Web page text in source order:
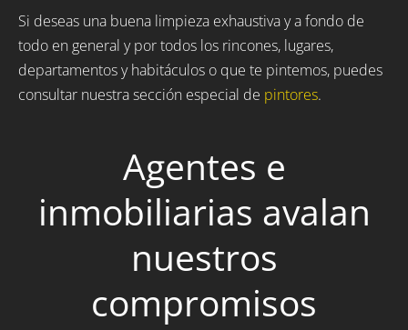
Si deseas una buena limpieza exhaustiva y a fondo de
todo en general y por todos los rincones, lugares,
departamentos y habitáculos o que te pintemos, puedes
consultar nuestra sección especial de pintores.
Agentes e
inmobiliarias avalan
nuestros
compromisos